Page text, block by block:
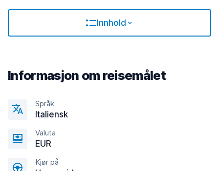
Innhold
Informasjon om reisemålet
Språk
Italiensk
Valuta
EUR
Kjør på